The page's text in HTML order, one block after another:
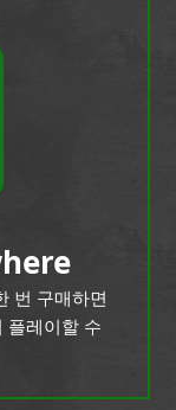
번 구매하면
플레이할 수